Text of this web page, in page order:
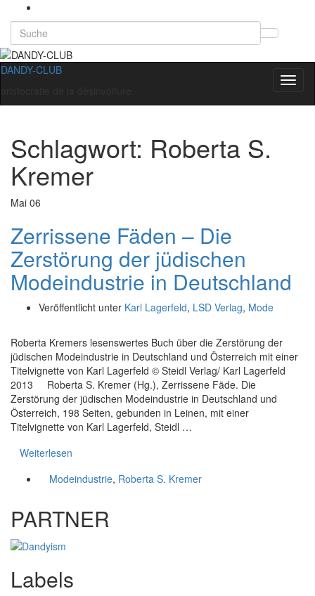
Search
for:
DANDY-CLUB
Schlagwort: Roberta S.
Kremer
Mai 06
Zerrissene Fäden – Die
Zerstörung der jüdischen
Modeindustrie in Deutschland
Veröffentlicht unter Karl Lagerfeld, LSD Verlag, Mode
Roberta Kremers lesenswertes Buch über die Zerstörung der
jüdischen Modeindustrie in Deutschland und Österreich mit einer
Titelvignette von Karl Lagerfeld © Steidl Verlag/ Karl Lagerfeld
2013 Roberta S. Kremer (Hg.), Zerrissene Fäde. Die
Zerstörung der jüdischen Modeindustrie in Deutschland und
Österreich, 198 Seiten, gebunden in Leinen, mit einer
Titelvignette von Karl Lagerfeld, Steidl …
Weiterlesen
Modeindustrie, Roberta S. Kremer
PARTNER
Labels